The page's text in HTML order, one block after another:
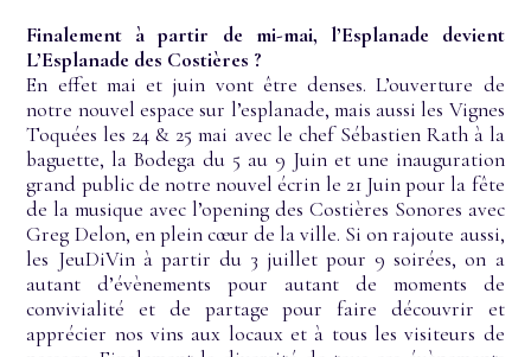
Finalement à partir de mi-mai, l’Esplanade devient
L’Esplanade des Costières ?
En effet mai et juin vont être denses. L’ouverture de
notre nouvel espace sur l’esplanade, mais aussi les Vignes
Toquées les 24 & 25 mai avec le chef Sébastien Rath à la
baguette, la Bodega du 5 au 9 Juin et une inauguration
grand public de notre nouvel écrin le 21 Juin pour la fête
de la musique avec l’opening des Costières Sonores avec
Greg Delon, en plein cœur de la ville. Si on rajoute aussi,
les JeuDiVin à partir du 3 juillet pour 9 soirées, on a
autant d’évènements pour autant de moments de
convivialité et de partage pour faire découvrir et
apprécier nos vins aux locaux et à tous les visiteurs de